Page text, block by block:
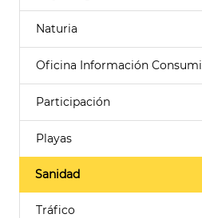
Naturia
Oficina Información
Participación
Playas
Sanidad
Tráfico